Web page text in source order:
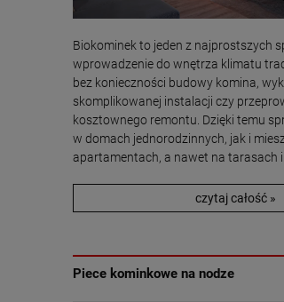
Biokominek to jeden z najprostszych
wprowadzenie do wnętrza klimatu
bez konieczności budowy komina,
skomplikowanej instalacji czy
kosztownego remontu. Dzięki temu
w domach jednorodzinnych, jak i
apartamentach, a nawet na tarasach i
czytaj całość »
Piece kominkowe na nodze